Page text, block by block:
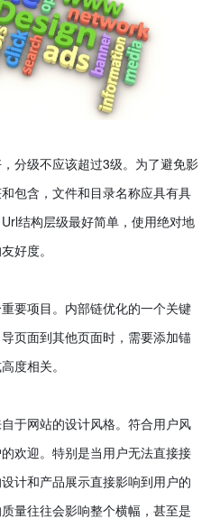
分级不应该超过3级。为了避免影
包含，文件和目录名称应具有具
Url结构层级最好简单，使用绝对地
好度。
要项目。内部链优化的一个关键
页面到其他页面时，需要添加锚
度相关。
于网站的设计风格。符合用户风
欢迎。特别是当用户无法直接接
计和产品展示直接影响到用户的
量往往会影响整个横幅，甚至是